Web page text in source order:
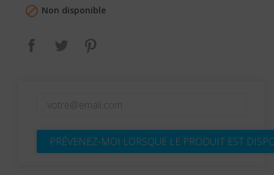
 Non disponible
Partager Tweet
PRÉVENEZ-MOI LORSQUE LE PRODUIT EST